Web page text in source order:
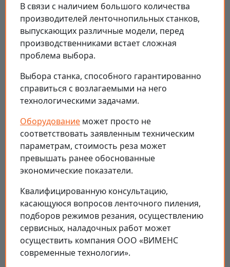
В связи с наличием большого количества
производителей ленточнопильных станков,
выпускающих различные модели, перед
производственниками встает сложная
проблема выбора.
Выбора станка, способного гарантированно
справиться с возлагаемыми на него
технологическими задачами.
Оборудование может просто не
соответствовать заявленным техническим
параметрам, стоимость реза может
превышать ранее обоснованные
экономические показатели.
Квалифицированную консультацию,
касающуюся вопросов ленточного пиления,
подборов режимов резания, осуществлению
сервисных, наладочных работ может
осуществить компания ООО «ВИМЕНС
современные технологии».